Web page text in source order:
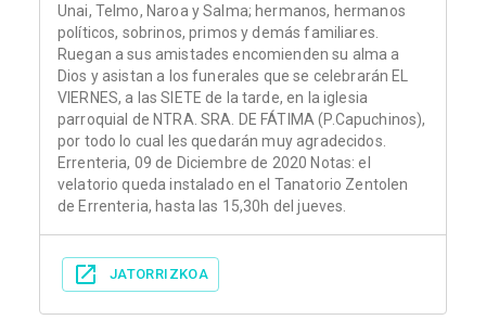
Unai, Telmo, Naroa y Salma; hermanos, hermanos
políticos, sobrinos, primos y demás familiares.
Ruegan a sus amistades encomienden su alma a
Dios y asistan a los funerales que se celebrarán EL
VIERNES, a las SIETE de la tarde, en la iglesia
parroquial de NTRA. SRA. DE FÁTIMA (P.Capuchinos),
por todo lo cual les quedarán muy agradecidos.
Errenteria, 09 de Diciembre de 2020 Notas: el
velatorio queda instalado en el Tanatorio Zentolen
de Errenteria, hasta las 15,30h del jueves.
JATORRIZKOA